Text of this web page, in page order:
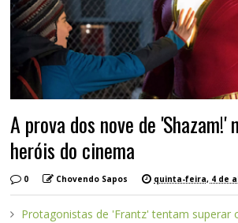
A prova dos nove de 'Shazam!'
heróis do cinema
0 Chovendo Sapos quinta-feira, 4 de
Protagonistas de 'Frantz' tentam superar